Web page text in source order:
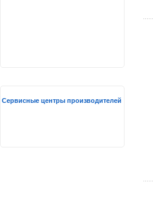
Сервисные центры производителей